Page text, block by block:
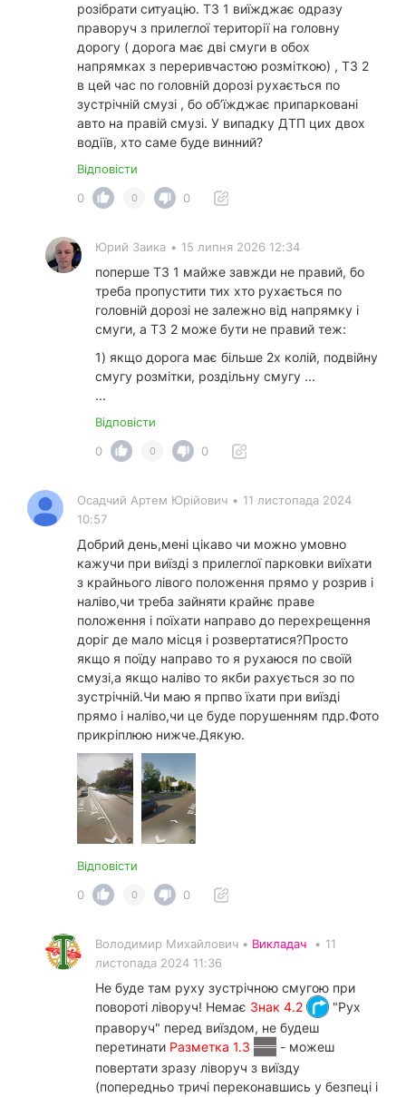
розібрати ситуацію. ТЗ 1 виїжджає одразу
праворуч з прилеглої території на головну
дорогу ( дорога має дві смуги в обох
напрямках з переривчастою розміткою) , ТЗ 2
в цей час по головній дорозі рухається по
зустрічній смузі , бо обʼїжджає припарковані
авто на правій смузі. У випадку ДТП цих двох
водіїв, хто саме буде винний?
Відповісти
0
0 0
Юрий Заика • 15 липня 2026 12:34
поперше ТЗ 1 майже завжди не правий, бо
треба пропустити тих хто рухається по
головній дорозі не залежно від напрямку і
смуги, а ТЗ 2 може бути не правий теж:
1) якщо дорога має більше 2х колій, подвійну
смугу розмітки, роздільну смугу ...
...
Відповісти
0
0 0
Осадчий Артем Юрійович • 11 листопада 2024
10:57
Добрий день,мені цікаво чи можно умовно
кажучи при виїзді з прилеглої парковки виїхати
з крайнього лівого положення прямо у розрив і
наліво,чи треба зайняти крайнє праве
положення і поїхати направо до перехрещення
доріг де мало місця і розвертатися?Просто
якщо я поїду направо то я рухаюся по своїй
смузі,а якщо наліво то якби рахується зо по
зустрічній.Чи маю я прпво їхати при виїзді
прямо і наліво,чи це буде порушенням пдр.Фото
прикріплюю нижче.Дякую.
Відповісти
0
0 0
Володимир Михайлович • Викладач • 11
листопада 2024 11:36
Не буде там руху зустрічною смугою при
повороті ліворуч! Немає Знак 4.2
"Рух
праворуч" перед виїздом, не будеш
перетинати Разметка 1.3
- можеш
повертати зразу ліворуч з виїзду
(попередньо тричі переконавшись у безпеці і